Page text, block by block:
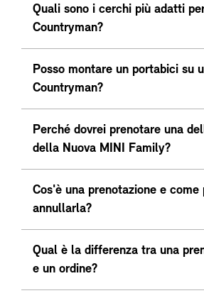
Quali sono i cerchi più adatti per
Countryman?
Posso montare un portabici su
Countryman?
Perché dovrei prenotare una
della Nuova MINI Family?
Cos'è una prenotazione e come
annullarla?
Qual è la differenza tra una
e un ordine?